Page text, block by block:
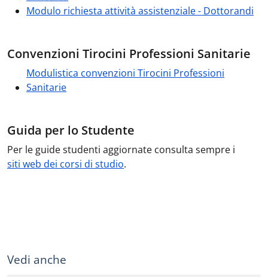
Modulo richiesta attività assistenziale - Dottorandi
Convenzioni Tirocini Professioni Sanitarie
Modulistica convenzioni Tirocini Professioni
Sanitarie
Guida per lo Studente
Per le guide studenti aggiornate consulta sempre i
siti web dei corsi di studio.
Vedi anche